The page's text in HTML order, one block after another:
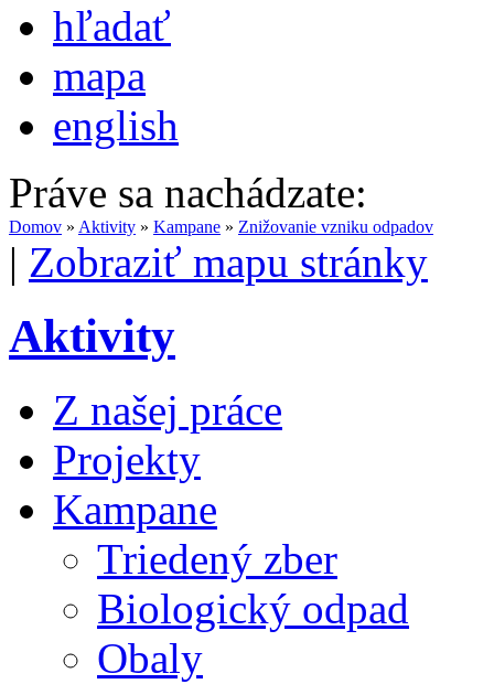
hľadať
mapa
english
Práve sa nachádzate:
Domov » Aktivity » Kampane » Znižovanie vzniku odpadov
| Zobraziť mapu stránky
Aktivity
Z našej práce
Projekty
Kampane
Triedený zber
Biologický odpad
Obaly